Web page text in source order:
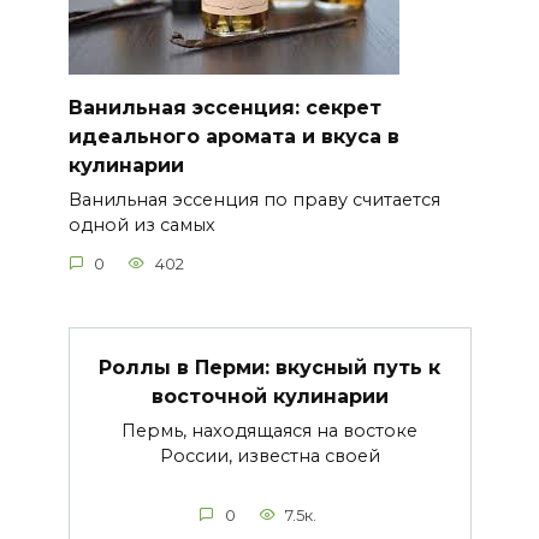
Ванильная эссенция: секрет
идеального аромата и вкуса в
кулинарии
Ванильная эссенция по праву считается
одной из самых
0 402
Роллы в Перми: вкусный путь к
восточной кулинарии
Пермь, находящаяся на востоке
России, известна своей
0 7.5к.